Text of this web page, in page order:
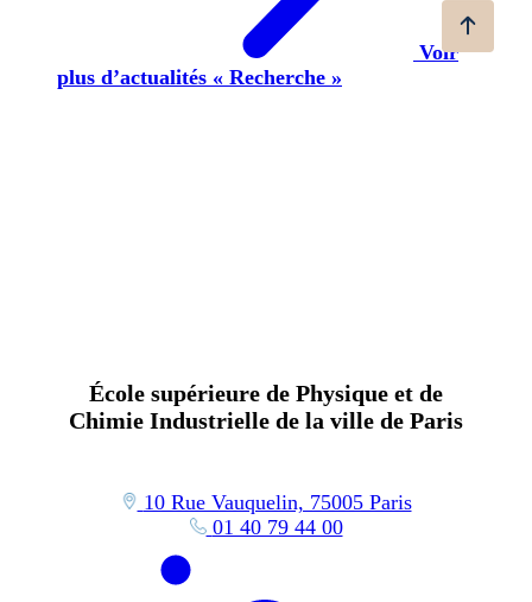
Voir
plus d’actualités « Recherche »
École supérieure de Physique et de
Chimie Industrielle de la ville de Paris
10 Rue Vauquelin, 75005 Paris
01 40 79 44 00